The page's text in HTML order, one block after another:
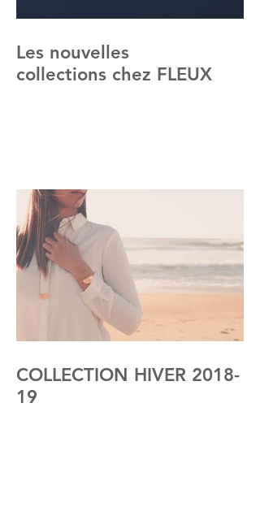
Les nouvelles
collections chez FLEUX
COLLECTION HIVER 2018-
19